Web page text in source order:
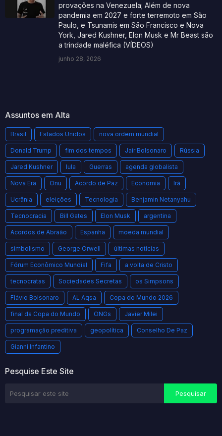
provações na Venezuela; Além de nova
pandemia em 2027 e forte terremoto em São
Paulo, e Tsunamis em São Francisco e Nova
York, Jared Kushner, Elon Musk e Mr Beast são
a trindade maléfica (VÍDEOS)
junho 28, 2026
Assuntos em Alta
Brasil Estados Unidos nova ordem mundial
Donald Trump fim dos tempos Jair Bolsonaro Rússia
Jared Kushner lula Guerras agenda globalista
Nova Era Onu Acordo de Paz Economia Irã
Ucrânia eleições Tecnologia Benjamin Netanyahu
Tecnocracia Bill Gates Elon Musk argentina
Acordos de Abraão Espanha moeda mundial
simbolismo George Orwell últimas notícias
Fórum Econômico Mundial Fifa a volta de Cristo
tecnocratas Sociedades Secretas os Simpsons
Flávio Bolsonaro AL Aqsa Copa do Mundo 2026
final da Copa do Mundo ONGs Javier Milei
programação preditiva geopolítica Conselho De Paz
Gianni Infantino
Pesquise Este Site